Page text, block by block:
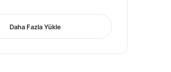
Daha Fazla Yükle